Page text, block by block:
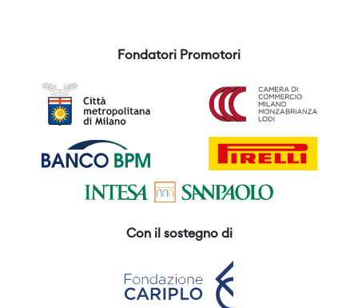
Fondatori Promotori
Con il sostegno di